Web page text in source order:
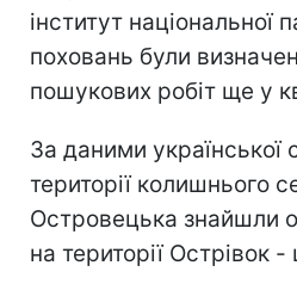
інститут національної
поховань були
пошукових робіт ще у
За даними української
території колишнього
Островецька знайшли
на території Острівок